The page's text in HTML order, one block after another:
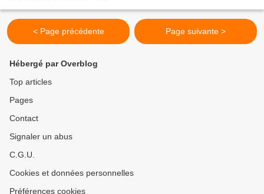
< Page précédente Page suivante >
Hébergé par Overblog
Top articles
Pages
Contact
Signaler un abus
C.G.U.
Cookies et données personnelles
Préférences cookies